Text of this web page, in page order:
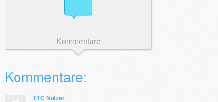
Kommentare
Kommentare:
FTC Nutzer